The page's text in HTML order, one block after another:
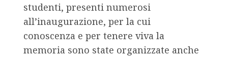
studenti, presenti numerosi
all’inaugurazione, per la cui
conoscenza e per tenere viva la
memoria sono state organizzate anche